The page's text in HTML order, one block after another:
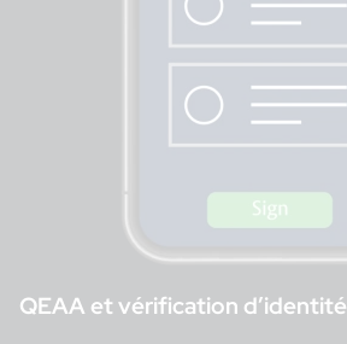
QEAA et vérification d’identité